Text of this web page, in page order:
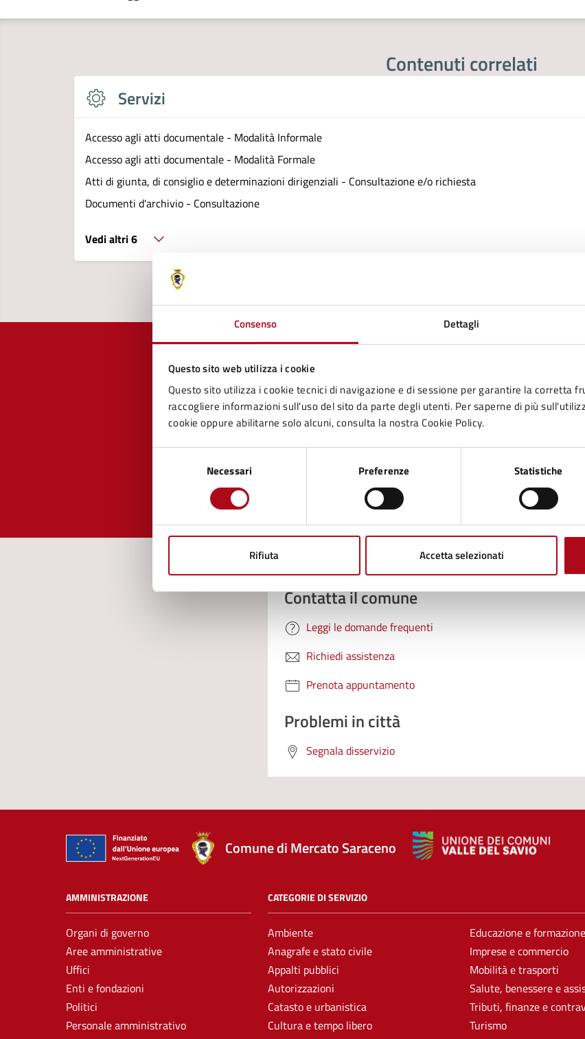
Consenso Dettagli
Questo sito web utilizza i cookie
Questo sito utilizza i cookie tecnici di navigazione e di sessione per garantire la corretta
raccogliere informazioni sull'uso del sito da parte degli utenti. Per saperne di più
cookie oppure abilitarne solo alcuni, consulta la nostra Cookie Policy.
Necessari Preferenze Statistiche
Rifiuta Accetta selezionati
Contenuti correlati
Servizi
Accesso agli atti documentale - Modalità Informale
Accesso agli atti documentale - Modalità Formale
Atti di giunta, di consiglio e determinazioni dirigenziali - Consultazione e/o richiesta
Documenti d'archivio - Consultazione
Vedi altri 6
Quanto sono chiare le informazioni su
pagina?
Valuta 5 stelle su 5
Valuta 4 stelle su 5
Valuta 3 stelle su 5
Valuta 2 stelle su 5
Valuta 1 stelle su 5
Contatta il comune
Leggi le domande frequenti
Richiedi assistenza
Prenota appuntamento
Problemi in città
Segnala disservizio
Comune di Mercato Saraceno
AMMINISTRAZIONE
Organi di governo
Aree amministrative
Uffici
Enti e fondazioni
Politici
Personale amministrativo
CATEGORIE DI SERVIZIO
Ambiente
Anagrafe e stato civile
Appalti pubblici
Autorizzazioni
Catasto e urbanistica
Cultura e tempo libero
Educazione e formazione
Imprese e commercio
Mobilità e trasporti
Salute, benessere e
Tributi, finanze e
Turismo